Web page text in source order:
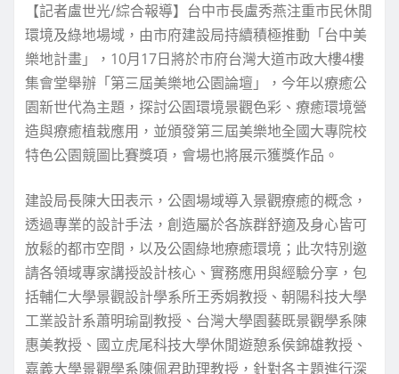
【記者盧世光/綜合報導】台中市長盧秀燕注重市民休閒
環境及綠地場域，由市府建設局持續積極推動「台中美
樂地計畫」，10月17日將於市府台灣大道市政大樓4樓
集會堂舉辦「第三屆美樂地公園論壇」，今年以療癒公
園新世代為主題，探討公園環境景觀色彩、療癒環境營
造與療癒植栽應用，並頒發第三屆美樂地全國大專院校
特色公園競圖比賽獎項，會場也將展示獲獎作品。
建設局長陳大田表示，公園場域導入景觀療癒的概念，
透過專業的設計手法，創造屬於各族群舒適及身心皆可
放鬆的都市空間，以及公園綠地療癒環境；此次特別邀
請各領域專家講授設計核心、實務應用與經驗分享，包
括輔仁大學景觀設計學系所王秀娟教授、朝陽科技大學
工業設計系蕭明瑜副教授、台灣大學園藝既景觀學系陳
惠美教授、國立虎尾科技大學休閒遊憩系侯錦雄教授、
嘉義大學景觀學系陳佩君助理教授，針對各主題進行深